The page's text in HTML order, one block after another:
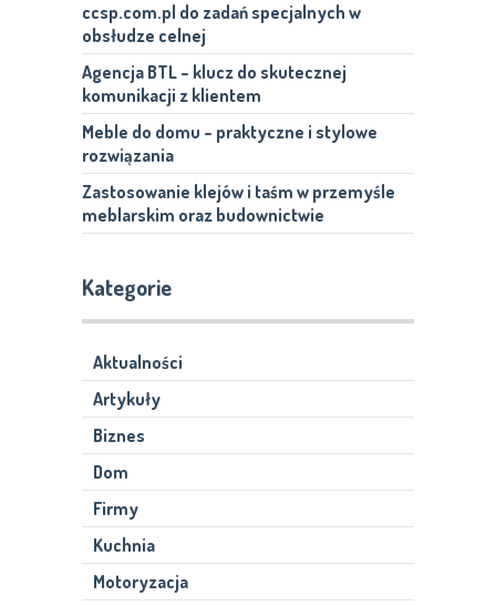
ccsp.com.pl do zadań specjalnych w
obsłudze celnej
Agencja BTL – klucz do skutecznej
komunikacji z klientem
Meble do domu – praktyczne i stylowe
rozwiązania
Zastosowanie klejów i taśm w przemyśle
meblarskim oraz budownictwie
Kategorie
Aktualności
Artykuły
Biznes
Dom
Firmy
Kuchnia
Motoryzacja